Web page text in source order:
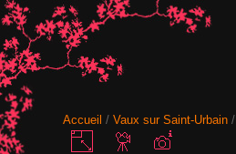
Accueil / Vaux sur Saint-Urbain/